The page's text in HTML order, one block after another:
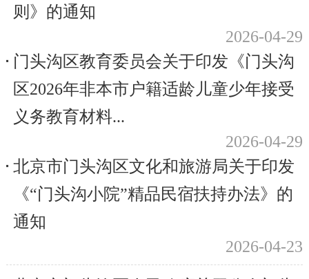
则》的通知
2026-04-29
门头沟区教育委员会关于印发《门头沟
区2026年非本市户籍适龄儿童少年接受
义务教育材料...
2026-04-29
北京市门头沟区文化和旅游局关于印发
《“门头沟小院”精品民宿扶持办法》的
通知
2026-04-23